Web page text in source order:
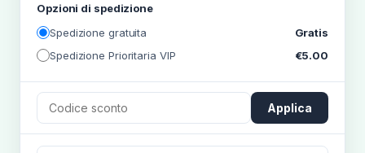
Opzioni di spedizione
Spedizione gratuita
Gratis
Spedizione Prioritaria VIP
€5.00
Applica